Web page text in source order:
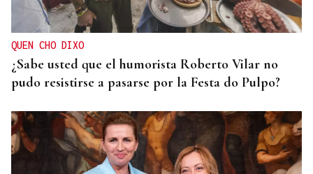
QUEN CHO DIXO
¿Sabe usted que el humorista Roberto Vilar no
pudo resistirse a pasarse por la Festa do Pulpo?